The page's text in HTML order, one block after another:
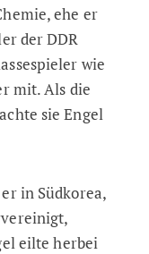
ehe er
der DDR
wie
mit. Als die
sie Engel
in Südkorea,
eilte herbei